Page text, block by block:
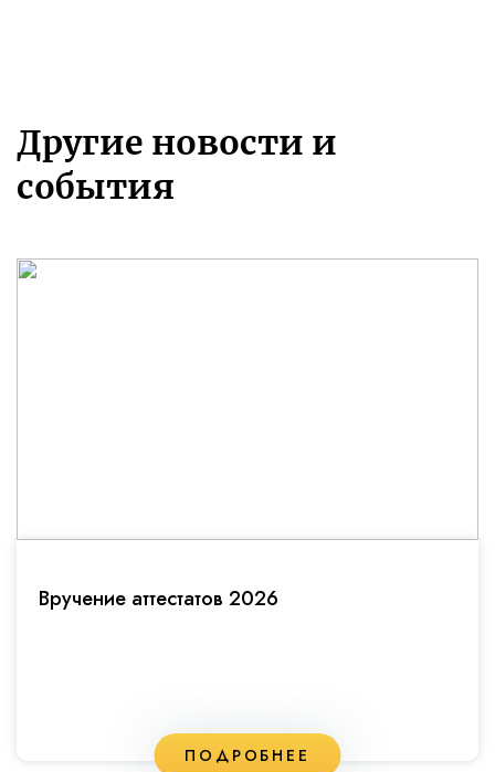
Другие новости и
события
Вручение аттестатов 2026
ПОДРОБНЕЕ